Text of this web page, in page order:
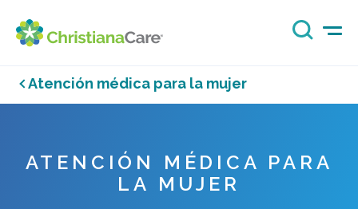
Atención médica para la mujer
ATENCIÓN MÉDICA PARA
LA MUJER